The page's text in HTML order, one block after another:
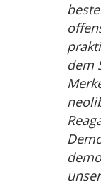
dem